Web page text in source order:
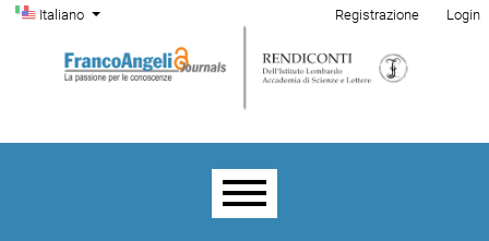
Salta al menu principale di navigazione
Salta al contenuto principale
Salta al piè di pagina del sito
Cambia la lingua. La lingua corrente è:
Italiano
Menu di amministrazione
Registrazione Login
Menu principale